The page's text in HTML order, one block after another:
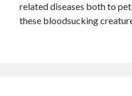
related diseases both to
these bloodsucking